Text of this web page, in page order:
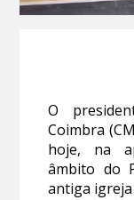
O
Coimbra
hoje, na
âmbito do
antiga igreja